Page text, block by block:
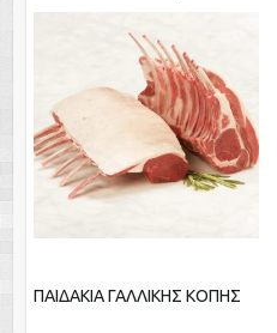
ΠΑΙΔΑΚΙΑ ΓΑΛΛΙΚΗΣ ΚΟΠΗΣ